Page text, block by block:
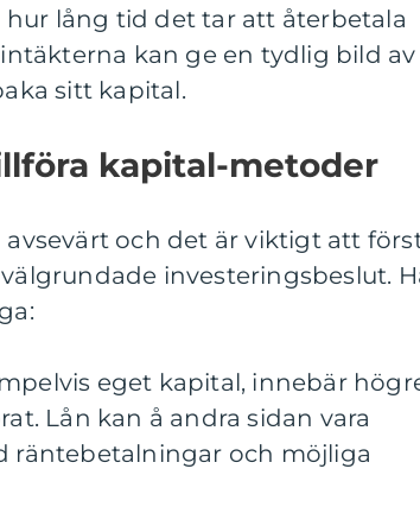
lång tid det tar att återbetala
kan ge en tydlig bild av
sitt kapital.
kapital-metoder
och det är viktigt att
investeringsbeslut.
eget kapital, innebär
Lån kan å andra sidan vara
räntebetalningar och möjliga